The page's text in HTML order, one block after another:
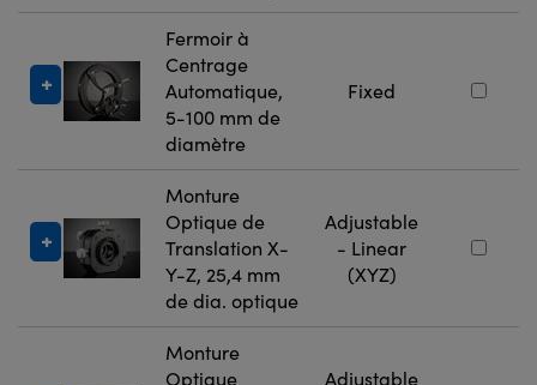
Fermoir à
Centrage
Automatique,
5-100 mm de
diamètre
Fixed
Monture
Optique de
Translation X-
Y-Z, 25,4 mm
de dia. optique
Adjustable
- Linear
(XYZ)
Monture
Optique
Adjustable